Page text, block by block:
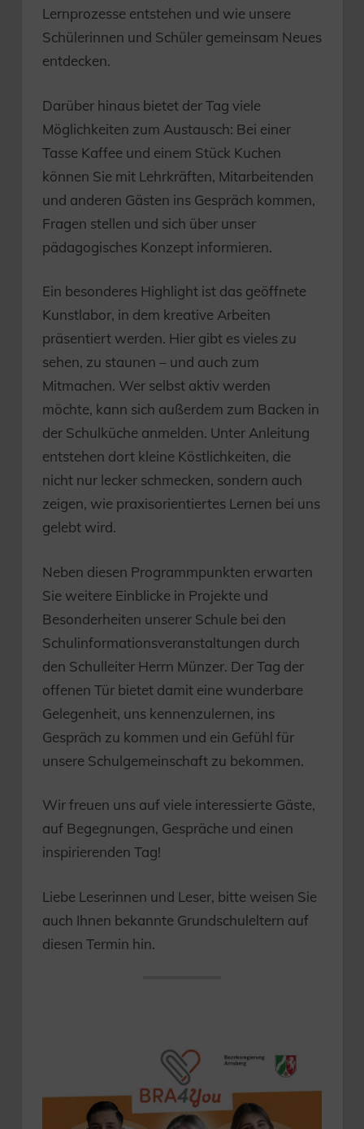
Lernprozesse entstehen und wie unsere
Schülerinnen und Schüler gemeinsam Neues
entdecken.
Darüber hinaus bietet der Tag viele
Möglichkeiten zum Austausch: Bei einer
Tasse Kaffee und einem Stück Kuchen
können Sie mit Lehrkräften, Mitarbeitenden
und anderen Gästen ins Gespräch kommen,
Fragen stellen und sich über unser
pädagogisches Konzept informieren.
Ein besonderes Highlight ist das geöffnete
Kunstlabor, in dem kreative Arbeiten
präsentiert werden. Hier gibt es vieles zu
sehen, zu staunen – und auch zum
Mitmachen. Wer selbst aktiv werden
möchte, kann sich außerdem zum Backen in
der Schulküche anmelden. Unter Anleitung
entstehen dort kleine Köstlichkeiten, die
nicht nur lecker schmecken, sondern auch
zeigen, wie praxisorientiertes Lernen bei uns
gelebt wird.
Neben diesen Programmpunkten erwarten
Sie weitere Einblicke in Projekte und
Besonderheiten unserer Schule bei den
Schulinformationsveranstaltungen durch
den Schulleiter Herrn Münzer. Der Tag der
offenen Tür bietet damit eine wunderbare
Gelegenheit, uns kennenzulernen, ins
Gespräch zu kommen und ein Gefühl für
unsere Schulgemeinschaft zu bekommen.
Wir freuen uns auf viele interessierte Gäste,
auf Begegnungen, Gespräche und einen
inspirierenden Tag!
Liebe Leserinnen und Leser, bitte weisen Sie
auch Ihnen bekannte Grundschuleltern auf
diesen Termin hin.